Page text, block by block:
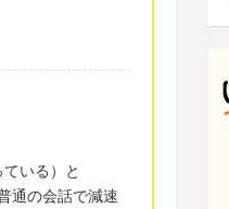
いる）と
通の会話で減速